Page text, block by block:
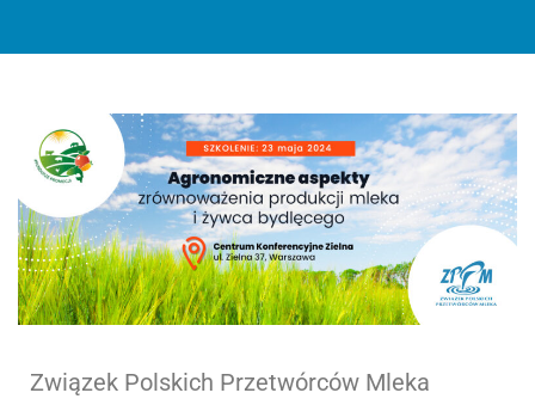
Związek Polskich Przetwórców Mleka